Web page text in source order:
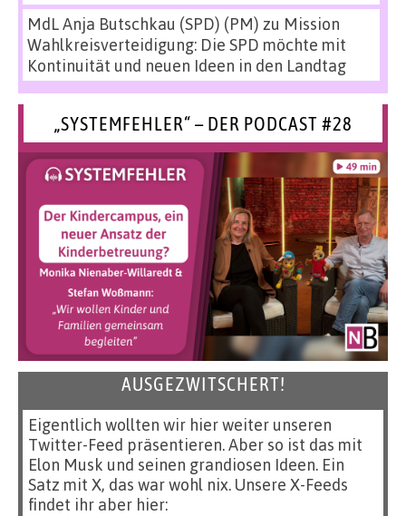
MdL Anja Butschkau (SPD) (PM) zu Mission
Wahlkreisverteidigung: Die SPD möchte mit
Kontinuität und neuen Ideen in den Landtag
„SYSTEMFEHLER“ – DER PODCAST #28
AUSGEZWITSCHERT!
Eigentlich wollten wir hier weiter unseren
Twitter-Feed präsentieren. Aber so ist das mit
Elon Musk und seinen grandiosen Ideen. Ein
Satz mit X, das war wohl nix. Unsere X-Feeds
findet ihr aber hier: